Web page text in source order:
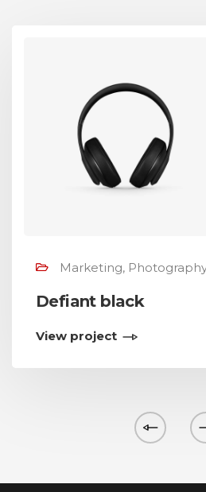
Marketing,
Defiant black
View project